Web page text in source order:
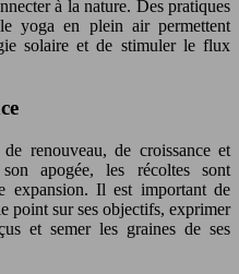
à la nature. Des pratiques
yoga en plein air permettent
solaire et de stimuler le flux
renouveau, de croissance et
apogée, les récoltes sont
expansion. Il est important de
point sur ses objectifs, exprimer
et semer les graines de ses